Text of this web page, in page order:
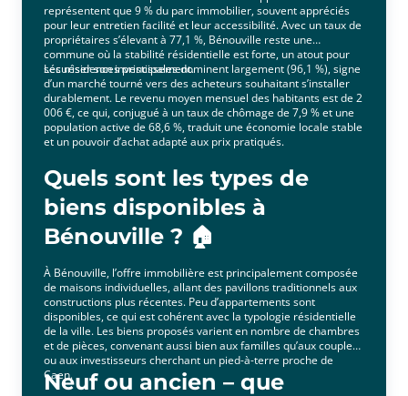
représentent que 9 % du parc immobilier, souvent appréciés
pour leur entretien facilité et leur accessibilité. Avec un taux de
propriétaires s’élevant à 77,1 %, Bénouville reste une
commune où la stabilité résidentielle est forte, un atout pour
sécuriser son investissement.
Les résidences principales dominent largement (96,1 %), signe
d’un marché tourné vers des acheteurs souhaitant s’installer
durablement. Le revenu moyen mensuel des habitants est de 2
006 €, ce qui, conjugué à un taux de chômage de 7,9 % et une
population active de 68,6 %, traduit une économie locale stable
et un pouvoir d’achat adapté aux prix pratiqués.
Quels sont les types de
biens disponibles à
Bénouville ? 🏠
À Bénouville, l’offre immobilière est principalement composée
de maisons individuelles, allant des pavillons traditionnels aux
constructions plus récentes. Peu d’appartements sont
disponibles, ce qui est cohérent avec la typologie résidentielle
de la ville. Les biens proposés varient en nombre de chambres
et de pièces, convenant aussi bien aux familles qu’aux couples
ou aux investisseurs cherchant un pied-à-terre proche de
Caen.
Neuf ou ancien – que